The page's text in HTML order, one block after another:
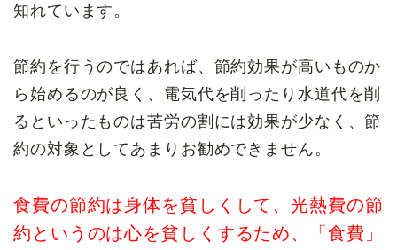
知れています。
節約を行うのではあれば、節約効果が高いものか
ら始めるのが良く、電気代を削ったり水道代を削
るといったものは苦労の割には効果が少なく、節
約の対象としてあまりお勧めできません。
食費の節約は身体を貧しくして、光熱費の節
約というのは心を貧しくするため、
「食費」